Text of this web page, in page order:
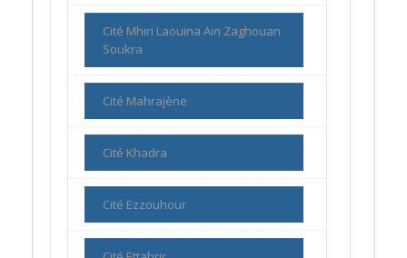
Cité Mhiri Laouina Ain Zaghouan
Soukra
Cité Mahrajène
Cité Khadra
Cité Ezzouhour